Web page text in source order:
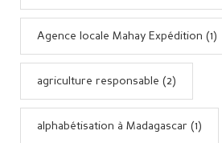
Agence locale Mahay Expédition (1)
agriculture responsable (2)
alphabétisation à Madagascar (1)